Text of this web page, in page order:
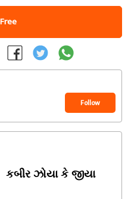
Follow
કબીર ઝોયા કે જીયા